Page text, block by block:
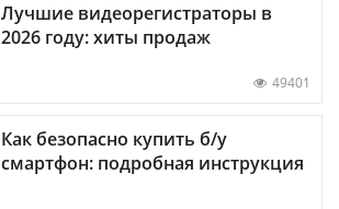
Лучшие видеорегистраторы в
2026 году: хиты продаж
49401
Как безопасно купить б/у
смартфон: подробная инструкция